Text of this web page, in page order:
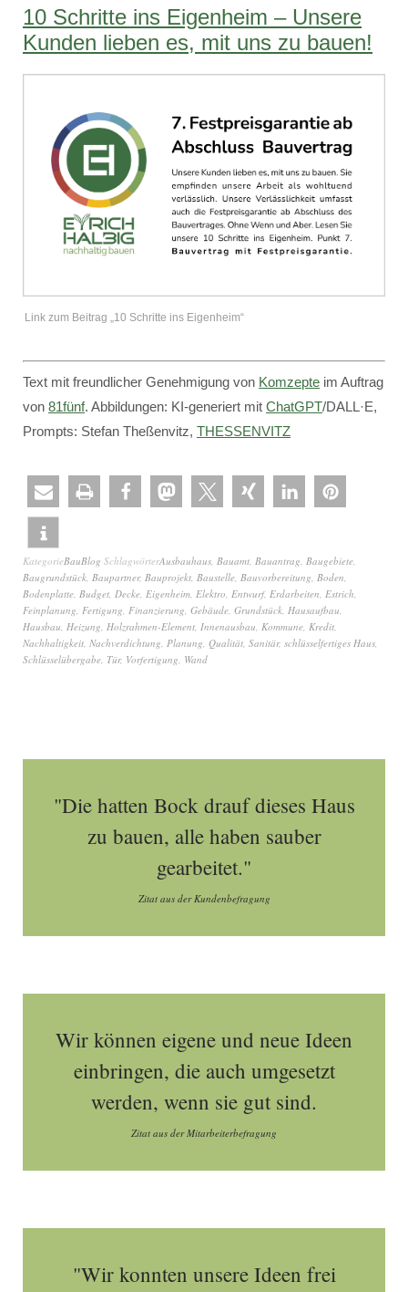
10 Schritte ins Eigenheim – Unsere
Kunden lieben es, mit uns zu bauen!
Link zum Beitrag „10 Schritte ins Eigenheim“
Text mit freundlicher Genehmigung von Komzepte im Auftrag
von 81fünf. Abbildungen: KI-generiert mit ChatGPT/DALL·E,
Prompts: Stefan Theßenvitz, THESSENVITZ
KategorieBauBlog SchlagwörterAusbauhaus, Bauamt, Bauantrag, Baugebiete,
Baugrundstück, Baupartner, Bauprojekt, Baustelle, Bauvorbereitung, Boden,
Bodenplatte, Budget, Decke, Eigenheim, Elektro, Entwurf, Erdarbeiten, Estrich,
Feinplanung, Fertigung, Finanzierung, Gebäude, Grundstück, Hausaufbau,
Hausbau, Heizung, Holzrahmen-Element, Innenausbau, Kommune, Kredit,
Nachhaltigkeit, Nachverdichtung, Planung, Qualität, Sanitär, schlüsselfertiges Haus,
Schlüsselübergabe, Tür, Vorfertigung, Wand
"Die hatten Bock drauf dieses Haus
zu bauen, alle haben sauber
gearbeitet."
Zitat aus der Kundenbefragung
Wir können eigene und neue Ideen
einbringen, die auch umgesetzt
werden, wenn sie gut sind.
Zitat aus der Mitarbeiterbefragung
"Wir konnten unsere Ideen frei